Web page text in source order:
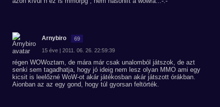
Arnybiro 69
15 éve | 2011. 06. 26. 22:59:39
régen WOWoztam, de mára már csak unalomból játszok, de azt
senki sem tagadhatja, hogy jó ideig nem lesz olyan MMO ami egy
kicsit is leelőzné WoW-ot akár játékosban akár játszott órákban.
Aionban az az egy gond, hogy túl gyorsan feltörték.